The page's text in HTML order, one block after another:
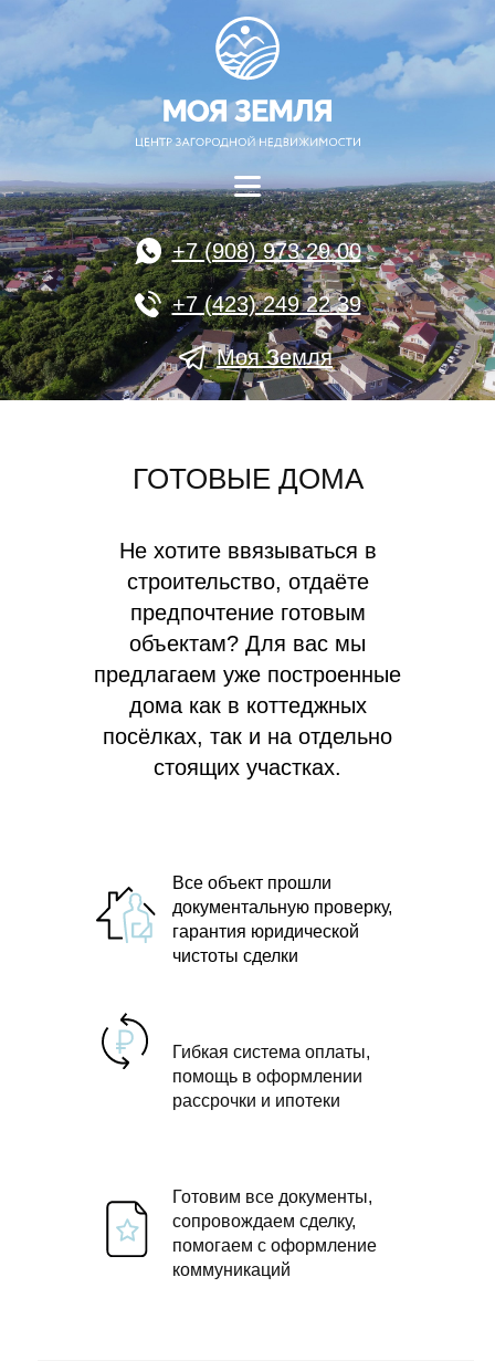
+7 (908) 973 29 00
+7 (423) 249 22 39
Моя Земля
ГОТОВЫЕ ДОМА
Не хотите ввязываться в
строительство, отдаёте
предпочтение готовым
объектам? Для вас мы
предлагаем уже построенные
дома как в коттеджных
посёлках, так и на отдельно
стоящих участках.
Все объект прошли
документальную проверку,
гарантия юридической
чистоты сделки
Гибкая система оплаты,
помощь в оформлении
рассрочки и ипотеки
Готовим все документы,
сопровождаем сделку,
помогаем с оформление
коммуникаций